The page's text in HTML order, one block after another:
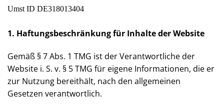
Umst ID DE318013404
1. Haftungsbeschränkung für Inhalte der Website
Gemäß § 7 Abs. 1 TMG ist der Verantwortliche der
Website i. S. v. § 5 TMG für eigene Informationen, die
er zur Nutzung bereithält, nach den allgemeinen
Gesetzen verantwortlich.